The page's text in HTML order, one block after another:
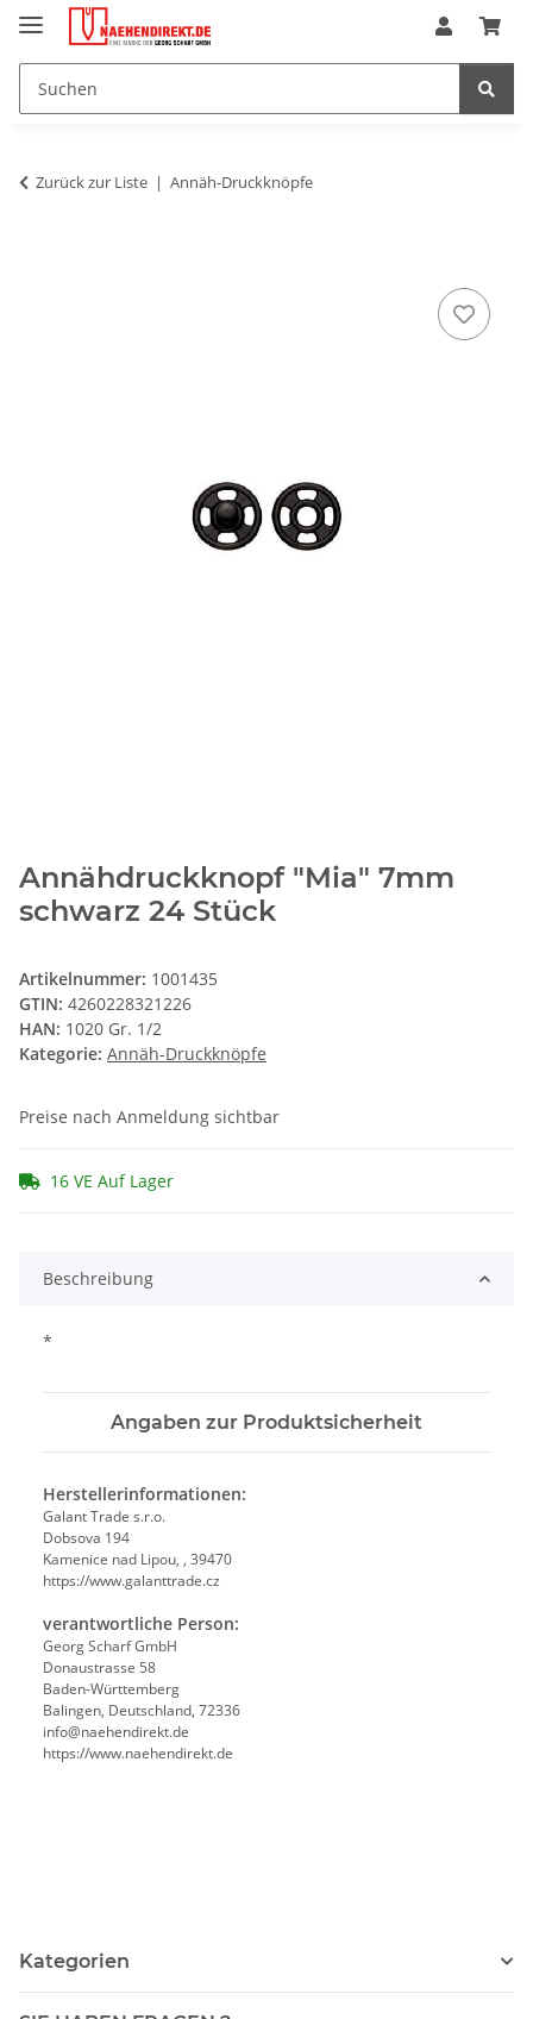
Zurück zur Liste Annäh-Druckknöpfe
Annähdruckknopf "Mia" 7mm
schwarz 24 Stück
Artikelnummer: 1001435
GTIN: 4260228321226
HAN: 1020 Gr. 1/2
Kategorie: Annäh-Druckknöpfe
Preise nach Anmeldung sichtbar
16 VE Auf Lager
Beschreibung
*
Angaben zur Produktsicherheit
Herstellerinformationen:
Galant Trade s.r.o.
Dobsova 194
Kamenice nad Lipou, , 39470
https://www.galanttrade.cz
verantwortliche Person:
Georg Scharf GmbH
Donaustrasse 58
Baden-Württemberg
Balingen, Deutschland, 72336
info@naehendirekt.de
https://www.naehendirekt.de
Kategorien